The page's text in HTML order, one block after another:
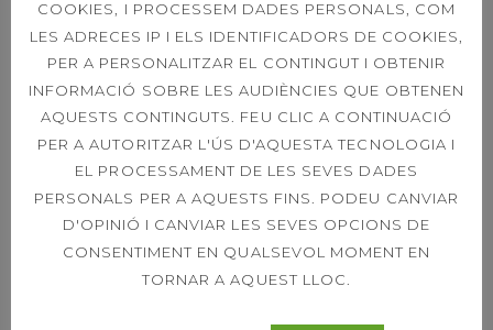
CAPVESPRE DE
TENNIS
ETIQUETES
ACORD DE PATROCINI
ACTIVITATS DIRIGIDES BIOSPHERE
COOKIES, I PROCESSEM DADES PERSONALS, COM
LES ADRECES IP I ELS IDENTIFICADORS DE COOKIES,
PER A PERSONALITZAR EL CONTINGUT I OBTENIR
INFORMACIÓ SOBRE LES AUDIÈNCIES QUE OBTENEN
AQUESTS CONTINGUTS. FEU CLIC A CONTINUACIÓ
PER A AUTORITZAR L'ÚS D'AQUESTA TECNOLOGIA I
EL PROCESSAMENT DE LES SEVES DADES
PERSONALS PER A AQUESTS FINS. PODEU CANVIAR
D'OPINIÓ I CANVIAR LES SEVES OPCIONS DE
CONSENTIMENT EN QUALSEVOL MOMENT EN
TORNAR A AQUEST LLOC.